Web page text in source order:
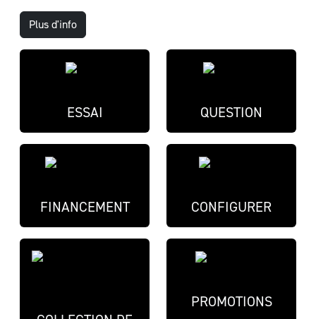
Plus d'info
ESSAI QUESTION
FINANCEMENT CONFIGURER
PROMOTIONS